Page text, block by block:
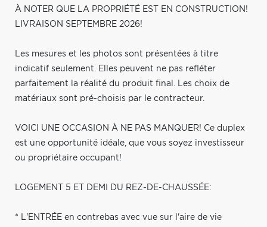
À NOTER QUE LA PROPRIÉTÉ EST EN CONSTRUCTION!
LIVRAISON SEPTEMBRE 2026!
Les mesures et les photos sont présentées à titre
indicatif seulement. Elles peuvent ne pas refléter
parfaitement la réalité du produit final. Les choix de
matériaux sont pré-choisis par le contracteur.
VOICI UNE OCCASION À NE PAS MANQUER! Ce duplex
est une opportunité idéale, que vous soyez investisseur
ou propriétaire occupant!
LOGEMENT 5 ET DEMI DU REZ-DE-CHAUSSÉE:
* L'ENTRÉE en contrebas avec vue sur l'aire de vie